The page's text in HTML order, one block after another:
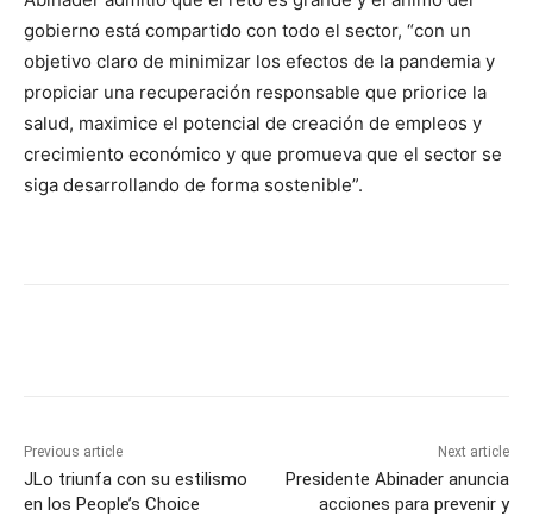
gobierno está compartido con todo el sector, “con un
objetivo claro de minimizar los efectos de la pandemia y
propiciar una recuperación responsable que priorice la
salud, maximice el potencial de creación de empleos y
crecimiento económico y que promueva que el sector se
siga desarrollando de forma sostenible”.
Previous article
JLo triunfa con su estilismo
en los People’s Choice
Next article
Presidente Abinader anuncia
acciones para prevenir y